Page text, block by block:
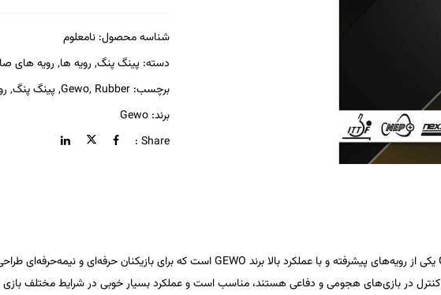
شناسه محصول:نامعلوم
دسته:پینگ پنگ, رویه ها, رویه های
برچسب:
Gewo, Rubber
,پینگ پنگ,
برند:Gewo
Share :
یکی از رویه‌های پیشرفته و با عملکرد بالا برند GEWOاست که برای بازیکنان حرفه‌ای و نیمه‌حرفه‌ای
کنترل در بازی‌های هجومی و دفاعی هستند، مناسب است و عملکرد بسیار خوبی در شرایط مختلف